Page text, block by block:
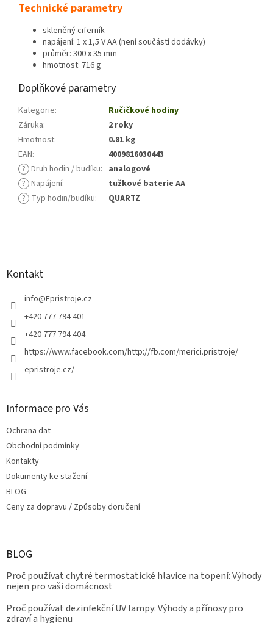
Technické parametry
skleněný ciferník
napájení: 1 x 1,5 V AA (není součástí dodávky)
průměr: 300 x 35 mm
hmotnost: 716 g
Doplňkové parametry
Kategorie:
Ručičkové hodiny
Záruka:
2 roky
Hmotnost:
0.81 kg
EAN:
4009816030443
? Druh hodin / budíku: analogové
? Napájení:
tužkové baterie AA
? Typ hodin/budíku: QUARTZ
Z
Kontakt
info@Epristroje.cz
+420 777 794 401
+420 777 794 404
https://www.facebook.com/http://fb.com/merici.pristroje/
epristroje.cz/
Informace pro Vás
Ochrana dat
Obchodní podmínky
Kontakty
Dokumenty ke stažení
BLOG
Ceny za dopravu / Způsoby doručení
BLOG
Proč používat chytré termostatické hlavice na topení: Výhody
nejen pro vaši domácnost
Proč používat dezinfekční UV lampy: Výhody a přínosy pro
zdraví a hygienu